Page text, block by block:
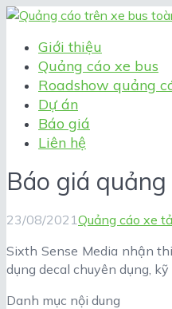
Giới thiệu
Quảng cáo xe bus
Roadshow quảng
Dự án
Báo giá
Liên hệ
Báo giá
23/08/2021 Quảng cáo xe
Sixth Sense Media nhận
dụng decal chuyên dụng,
Danh mục nội dung